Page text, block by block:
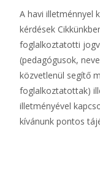
A havi illetménnyel
kérdések
foglalkoztatotti
(pedagógusok,
közvetlenül segítő
foglalkoztatottak)
illetményével
kívánunk pontos